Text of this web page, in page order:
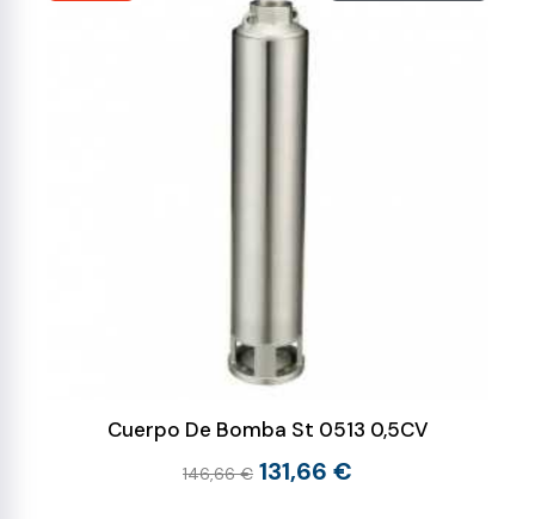
Cuerpo De Bomba St 0513 0,5CV
146,66 € 131,66 €